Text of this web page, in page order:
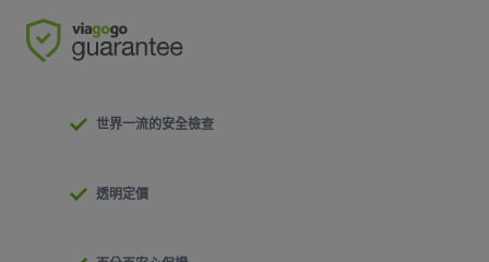
世界一流的安全檢查
透明定價